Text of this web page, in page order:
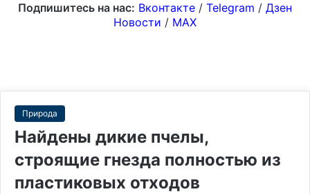
Подпишитесь на нас: Вконтакте / Telegram / Дзен
Новости / MAX